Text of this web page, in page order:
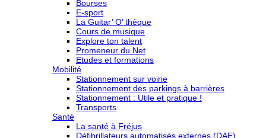
Bourses
E-sport
La Guitar’ O’ thèque
Cours de musique
Explore ton talent
Promeneur du Net
Etudes et formations
Mobilité
Stationnement sur voirie
Stationnement des parkings à barrières
Stationnement : Utile et pratique !
Transports
Santé
La santé à Fréjus
Défibrillateurs automatisés externes (DAE)